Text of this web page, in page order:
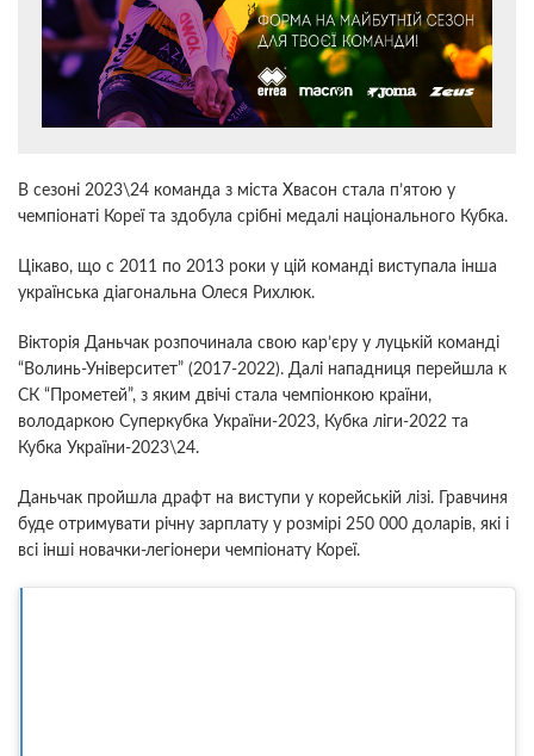
В сезоні 2023\24 команда з міста Хвасон стала п’ятою у
чемпіонаті Кореї та здобула срібні медалі національного Кубка.
Цікаво, що с 2011 по 2013 роки у цій команді виступала інша
українська діагональна Олеся Рихлюк.
Вікторія Даньчак розпочинала свою кар’єру у луцькій команді
“Волинь-Університет” (2017-2022). Далі нападниця перейшла к
СК “Прометей”, з яким двічі стала чемпіонкою країни,
володаркою Суперкубка України-2023, Кубка ліги-2022 та
Кубка України-2023\24.
Даньчак пройшла драфт на виступи у корейській лізі. Гравчиня
буде отримувати річну зарплату у розмірі 250 000 доларів, які і
всі інші новачки-легіонери чемпіонату Кореї.